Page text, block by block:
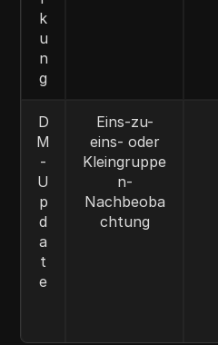
k
u
n
g
D
M
-
U
p
d
a
t
e
Eins-zu-
eins- oder
Kleingruppe
n-
Nachbeoba
chtung